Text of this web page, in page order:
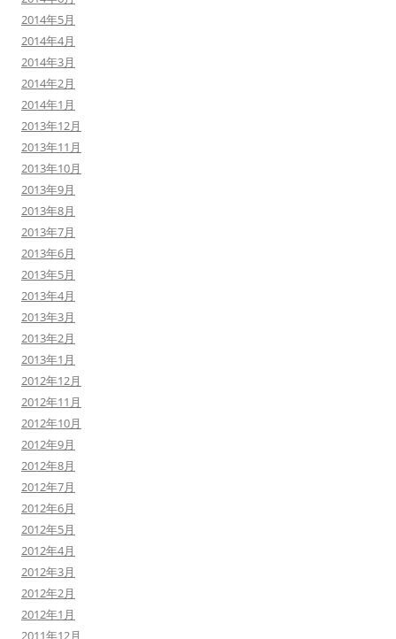
2014年5月
2014年4月
2014年3月
2014年2月
2014年1月
2013年12月
2013年11月
2013年10月
2013年9月
2013年8月
2013年7月
2013年6月
2013年5月
2013年4月
2013年3月
2013年2月
2013年1月
2012年12月
2012年11月
2012年10月
2012年9月
2012年8月
2012年7月
2012年6月
2012年5月
2012年4月
2012年3月
2012年2月
2012年1月
2011年12月